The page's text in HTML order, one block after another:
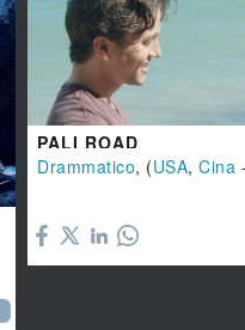
PALI ROAD
Drammatico, (USA, Cina -